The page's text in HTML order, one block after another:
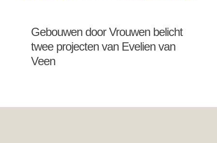
Gebouwen door Vrouwen belicht
twee projecten van Evelien van
Veen